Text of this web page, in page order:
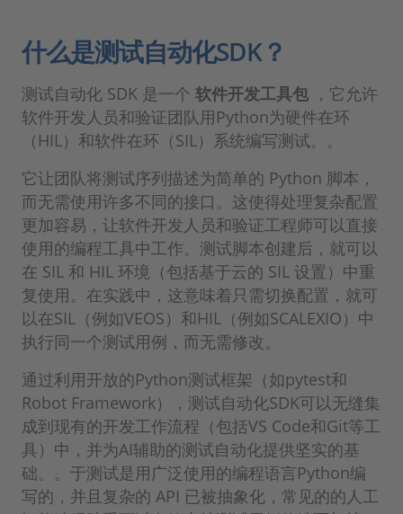
什么是测试自动化SDK？
测试自动化 SDK 是一个 软件开发工具包 ，它允许
软件开发人员和验证团队用Python为硬件在环
（HIL）和软件在环（SIL）系统编写测试。。
它让团队将测试序列描述为简单的 Python 脚本，
而无需使用许多不同的接口。这使得处理复杂配置
更加容易，让软件开发人员和验证工程师可以直接
使用的编程工具中工作。测试脚本创建后，就可以
在 SIL 和 HIL 环境（包括基于云的 SIL 设置）中重
复使用。在实践中，这意味着只需切换配置，就可
以在SIL（例如VEOS）和HIL（例如SCALEXIO）中
执行同一个测试用例，而无需修改。
通过利用开放的Python测试框架（如pytest和
Robot Framework），测试自动化SDK可以无缝集
成到现有的开发工作流程（包括VS Code和Git等工
具）中，并为AI辅助的测试自动化提供坚实的基
础。。于测试是用广泛使用的编程语言Python编
写的，并且复杂的 API 已被抽象化，常见的的人工